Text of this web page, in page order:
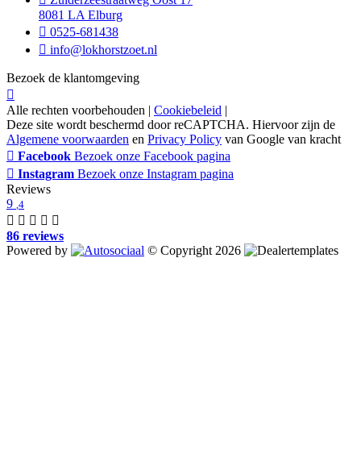
8081 LA Elburg
0525-681438
info@lokhorstzoet.nl
Bezoek de klantomgeving
Alle rechten voorbehouden | Cookiebeleid |
Deze site wordt beschermd door reCAPTCHA. Hiervoor zijn de
Algemene voorwaarden en Privacy Policy van Google van kracht
Facebook Bezoek onze Facebook pagina
Instagram Bezoek onze Instagram pagina
Reviews
9 ,4
86 reviews
Powered by
© Copyright 2026